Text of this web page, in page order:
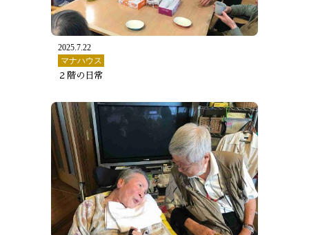
2025.7.22
マナハウス
２階の日常